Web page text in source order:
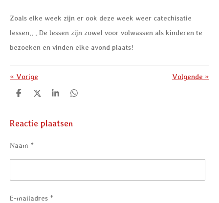
Zoals elke week zijn er ook deze week weer catechisatie
lessen.. . De lessen zijn zowel voor volwassen als kinderen te
bezoeken en vinden elke avond plaats!
« Vorige Volgende »
D
e
D
l
S
r
D
Reactie plaatsen
Naam *
E-mailadres *